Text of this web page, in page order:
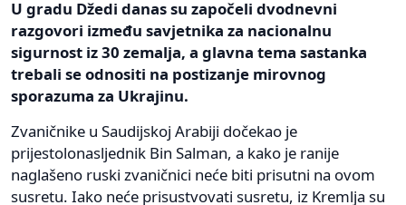
U gradu Džedi danas su započeli dvodnevni
razgovori između savjetnika za nacionalnu
sigurnost iz 30 zemalja, a glavna tema sastanka
trebali se odnositi na postizanje mirovnog
sporazuma za Ukrajinu.
Zvaničnike u Saudijskoj Arabiji dočekao je
prijestolonasljednik Bin Salman, a kako je ranije
naglašeno ruski zvaničnici neće biti prisutni na ovom
susretu. Iako neće prisustvovati susretu, iz Kremlja su